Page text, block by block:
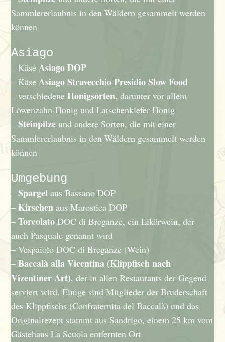
Sammlererlaubnis in den Wäldern gesammelt werden
können
Asiago
– KäseAsiago DOP
– KäseAsiago Stravecchio Presidio Slow Food
– verschiedene Honigsorten, darunter vor allem
Löwenzahn-Honig und Latschenkiefer-Honig
–Steinpilze und andere Sorten, die mit einer
Sammlererlaubnis in den Wäldern gesammelt werden
können
Umgebung
–Spargel aus Bassano DOP
– Kirschen aus Marostica DOP
–Torcolato DOC di Breganze, ein Likörwein, der
auch Pasquale genannt wird
– Vespaiolo DOC di Breganze (Wein)
–Baccalà alla Vicentina (Klippfisch nach
Vizentiner Art), der in allen Restaurants der Gegend
serviert wird. Einige sind Mitglieder der Bruderschaft
des Klippfischs (Confraternita del Baccalà) und das
Originalrezept stammt aus Sandrigo, einem 25 km vom
Gästehaus La Scuola entfernten Ort